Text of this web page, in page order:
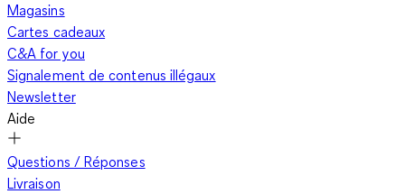
Magasins
Cartes cadeaux
C&A for you
Signalement de contenus illégaux
Newsletter
Aide
Questions / Réponses
Livraison